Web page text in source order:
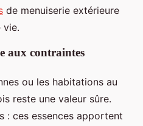
de menuiserie extérieure
vie.
aux contraintes
ou les habitations au
reste une valeur sûre.
: ces essences apportent